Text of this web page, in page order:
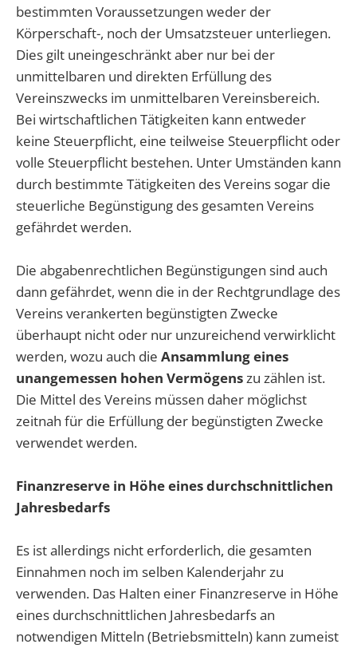
bestimmten Voraussetzungen weder der
Körperschaft-, noch der Umsatzsteuer unterliegen.
Dies gilt uneingeschränkt aber nur bei der
unmittelbaren und direkten Erfüllung des
Vereinszwecks im unmittelbaren Vereinsbereich.
Bei wirtschaftlichen Tätigkeiten kann entweder
keine Steuerpflicht, eine teilweise Steuerpflicht oder
volle Steuerpflicht bestehen. Unter Umständen kann
durch bestimmte Tätigkeiten des Vereins sogar die
steuerliche Begünstigung des gesamten Vereins
gefährdet werden.
Die abgabenrechtlichen Begünstigungen sind auch
dann gefährdet, wenn die in der Rechtgrundlage des
Vereins verankerten begünstigten Zwecke
überhaupt nicht oder nur unzureichend verwirklicht
werden, wozu auch die Ansammlung eines
unangemessen hohen Vermögenszu zählen ist.
Die Mittel des Vereins müssen daher möglichst
zeitnah für die Erfüllung der begünstigten Zwecke
verwendet werden.
Finanzreserve in Höhe eines durchschnittlichen
Jahresbedarfs
Es ist allerdings nicht erforderlich, die gesamten
Einnahmen noch im selben Kalenderjahr zu
verwenden. Das Halten einer Finanzreserve in Höhe
eines durchschnittlichen Jahresbedarfs an
notwendigen Mitteln (Betriebsmitteln) kann zumeist